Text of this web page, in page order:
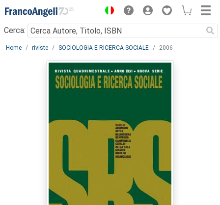
Menu
Cerca:
Main content
Home riviste SOCIOLOGIA E RICERCA SOCIALE 2006